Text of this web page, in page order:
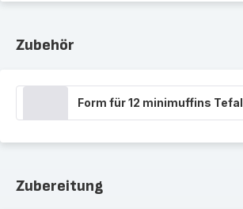
Zubehör
Form für 12 minimuffins Tefal
Zubereitung